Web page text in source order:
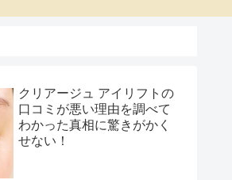
クリアージュ アイリフトの
口コミが悪い理由を調べて
わかった真相に驚きがかく
せない！